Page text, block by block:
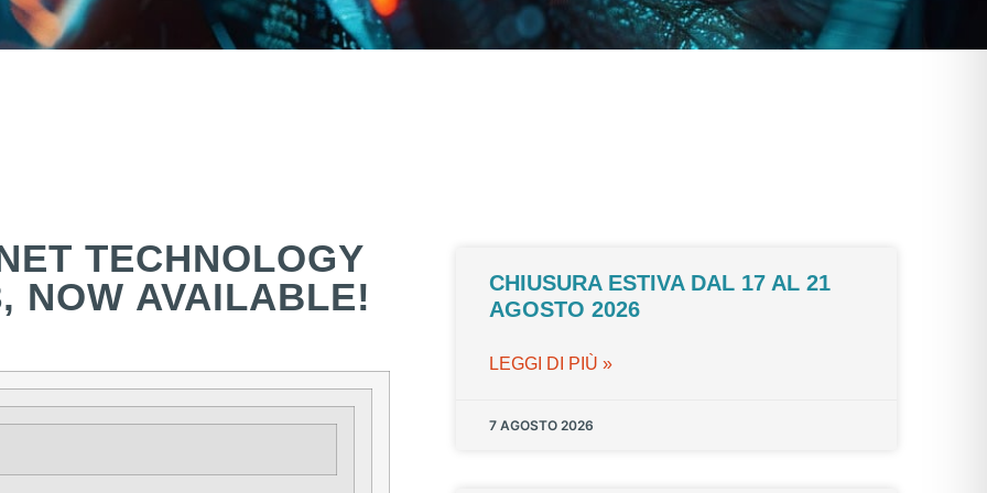
TECHNOLOGY
NOW AVAILABLE!
CHIUSURA ESTIVA DAL 17 AL 21
AGOSTO 2026
LEGGI DI PIÙ »
7 AGOSTO 2026